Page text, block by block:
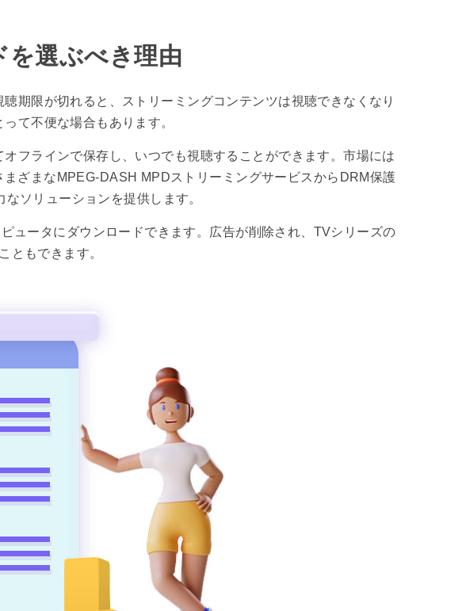
選ぶべき理由
期限が切れると、ストリーミングコンテンツは視聴できなくなり
て不便な場合もあります。
フラインで保存し、いつでも視聴することができます。市場には
ざまなMPEG-DASH MPDストリーミングサービスからDRM保護
ソリューションを提供します。
ュータにダウンロードできます。広告が削除され、TVシリーズの
ともできます。